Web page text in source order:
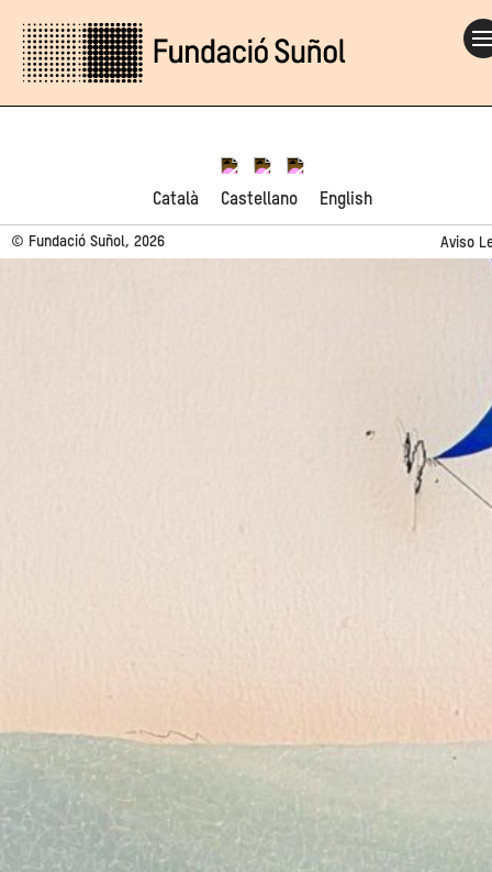
Català Castellano English
© Fundació Suñol, 2026 Aviso